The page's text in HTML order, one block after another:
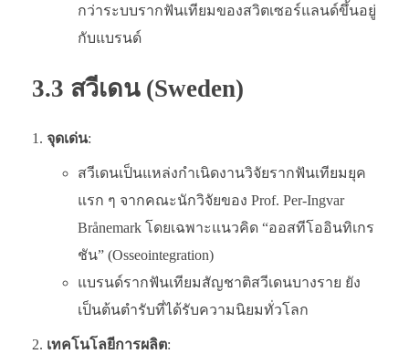
กว่าระบบรากฟันเทียมของสวิตเซอร์แลนด์ขึ้นอยู่
กับแบรนด์
3.3 สวีเดน (Sweden)
จุดเด่น:
สวีเดนเป็นแหล่งกำเนิดงานวิจัยรากฟันเทียมยุค
แรก ๆ จากคณะนักวิจัยของ Prof. Per-Ingvar
Brånemark โดยเฉพาะแนวคิด “ออสทีโออินทิเกร
ชัน” (Osseointegration)
แบรนด์รากฟันเทียมสัญชาติสวีเดนบางราย ยัง
เป็นต้นตำรับที่ได้รับความนิยมทั่วโลก
เทคโนโลยีการผลิต: